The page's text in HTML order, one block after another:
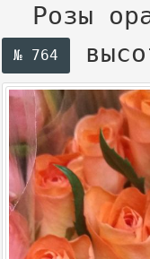
Розы
№ 764